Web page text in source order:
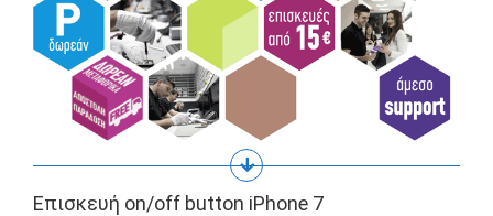
Επισκευή on/off button iPhone 7